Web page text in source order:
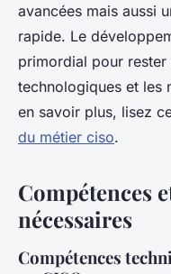
avancées mais aussi
rapide. Le
primordial pour rester
technologiques et les
en savoir plus, lisez
du métier ciso.
Compétences
nécessaires
Compétences